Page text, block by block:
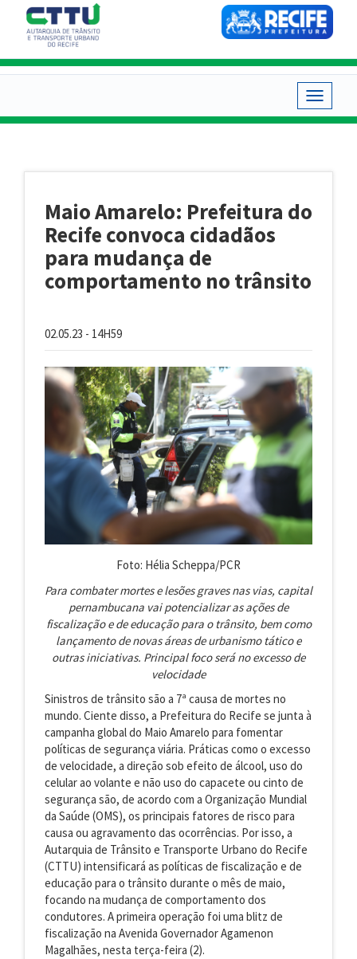
conteúdo
principal
Toggle
Maio Amarelo: Prefeitura do
Recife convoca cidadãos
para mudança de
comportamento no trânsito
02.05.23 - 14H59
Foto: Hélia Scheppa/PCR
Para combater mortes e lesões graves nas vias, capital
pernambucana vai potencializar as ações de
fiscalização e de educação para o trânsito, bem como
lançamento de novas áreas de urbanismo tático e
outras iniciativas. Principal foco será no excesso de
velocidade
Sinistros de trânsito são a 7ª causa de mortes no
mundo. Ciente disso, a Prefeitura do Recife se junta à
campanha global do Maio Amarelo para fomentar
políticas de segurança viária. Práticas como o excesso
de velocidade, a direção sob efeito de álcool, uso do
celular ao volante e não uso do capacete ou cinto de
segurança são, de acordo com a Organização Mundial
da Saúde (OMS), os principais fatores de risco para
causa ou agravamento das ocorrências. Por isso, a
Autarquia de Trânsito e Transporte Urbano do Recife
(CTTU) intensificará as políticas de fiscalização e de
educação para o trânsito durante o mês de maio,
focando na mudança de comportamento dos
condutores. A primeira operação foi uma blitz de
fiscalização na Avenida Governador Agamenon
Magalhães, nesta terça-feira (2).